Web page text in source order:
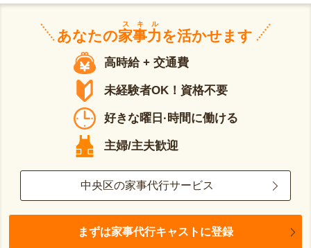
あなたの家事力
スキル
を活かせます
高時給 + 交通費
未経験者OK！資格不要
好きな曜日·時間に働ける
主婦/主夫歓迎
中央区の家事代行サービス
まずは家事代行キャストに登録